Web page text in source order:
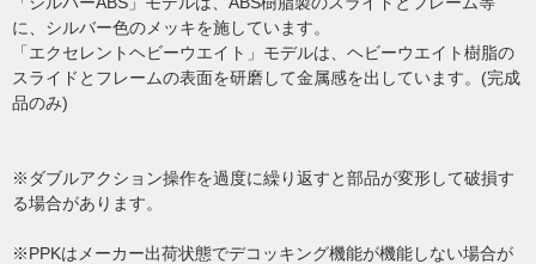
に、シルバー色のメッキを施しています。
「エクセレントヘビーウエイト」モデルは、ヘビーウエイト樹脂の
スライドとフレームの表面を研磨して金属感を出しています。(完成
品のみ)
※ダブルアクション操作を過度に繰り返すと部品が変形して破損す
る場合があります。
※PPKはメーカー出荷状態でデコッキング機能が機能しない場合が